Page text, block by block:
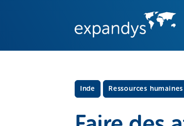
Inde Ressources humaines